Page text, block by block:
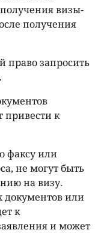
визы-
получения
право запросить
привести к
факсу или
не могут быть
на визу.
документов или
к
и может